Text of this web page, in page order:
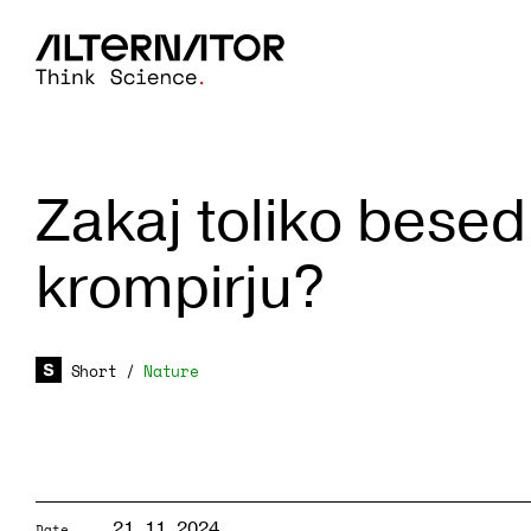
Zakaj toliko
krompirju?
Short / Nature